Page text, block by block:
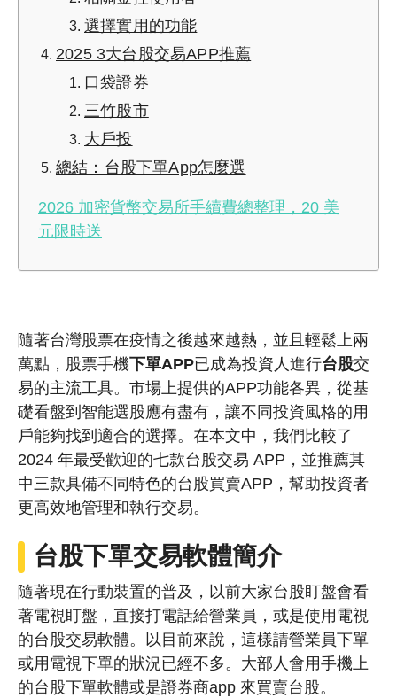
選擇實用的功能
2025 3大台股交易APP推薦
口袋證券
三竹股市
大戶投
總結：台股下單App怎麼選
2026 加密貨幣交易所手續費總整理，20 美
元限時送
隨著台灣股票在疫情之後越來越熱，並且輕鬆上兩
萬點，股票手機下單APP已成為投資人進行台股交
易的主流工具。市場上提供的APP功能各異，從基
礎看盤到智能選股應有盡有，讓不同投資風格的用
戶能夠找到適合的選擇。在本文中，我們比較了
2024 年最受歡迎的七款台股交易 APP，並推薦其
中三款具備不同特色的台股買賣APP，幫助投資者
更高效地管理和執行交易。
台股下單交易軟體簡介
隨著現在行動裝置的普及，以前大家台股盯盤會看
著電視盯盤，直接打電話給營業員，或是使用電視
的台股交易軟體。以目前來說，這樣請營業員下單
或用電視下單的狀況已經不多。大部人會用手機上
的台股下單軟體或是證券商app 來買賣台股。